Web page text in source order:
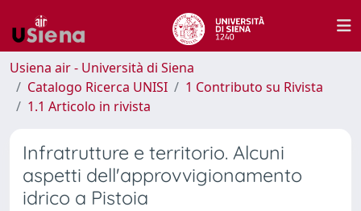
Usiena air - Università di Siena
Catalogo Ricerca UNISI
1 Contributo su Rivista
1.1 Articolo in rivista
Infratrutture e territorio. Alcuni
aspetti dell'approvvigionamento
idrico a Pistoia